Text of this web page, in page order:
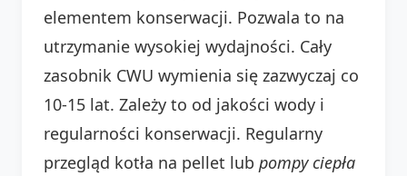
elementem konserwacji. Pozwala to na
utrzymanie wysokiej wydajności. Cały
zasobnik CWU wymienia się zazwyczaj co
10-15 lat. Zależy to od jakości wody i
regularności konserwacji. Regularny
przegląd kotła na pellet lub pompy ciepła